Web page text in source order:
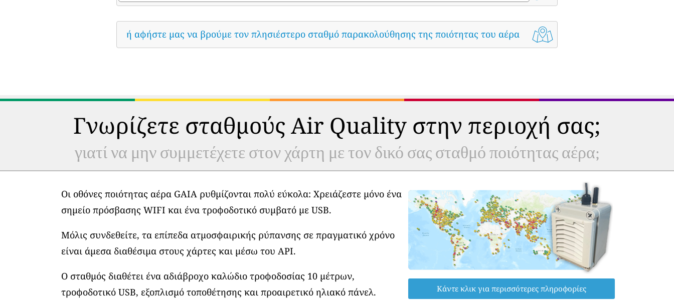
ή αφήστε μας να βρούμε τον πλησιέστερο σταθμό παρακολούθησης της ποιότητας του αέρα
Γνωρίζετε σταθμούς Air Quality στην περιοχή σας;
γιατί να μην συμμετέχετε στον χάρτη με τον δικό σας σταθμό ποιότητας αέρα;
Οι οθόνες ποιότητας αέρα GAIA ρυθμίζονται πολύ εύκολα: Χρειάζεστε μόνο ένα
σημείο πρόσβασης WIFI και ένα τροφοδοτικό συμβατό με USB.
Μόλις συνδεθείτε, τα επίπεδα ατμοσφαιρικής ρύπανσης σε πραγματικό χρόνο
είναι άμεσα διαθέσιμα στους χάρτες και μέσω του API.
Ο σταθμός διαθέτει ένα αδιάβροχο καλώδιο τροφοδοσίας 10 μέτρων,
τροφοδοτικό USB, εξοπλισμό τοποθέτησης και προαιρετικό ηλιακό πάνελ.
Κάντε κλικ για περισσότερες πληροφορίες